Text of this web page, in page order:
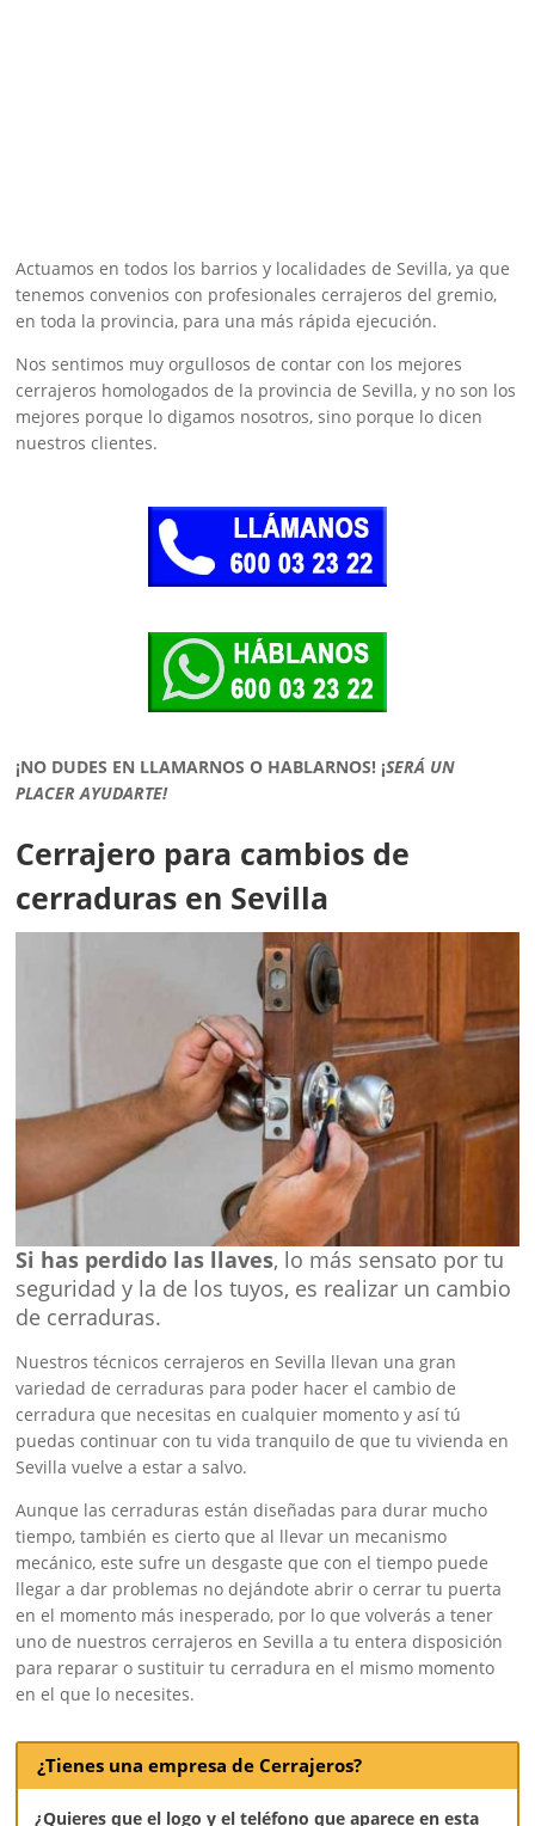
Actuamos en todos los barrios y localidades de Sevilla, ya que
tenemos convenios con profesionales cerrajeros del gremio,
en toda la provincia, para una más rápida ejecución.
Nos sentimos muy orgullosos de contar con los mejores
cerrajeros homologados de la provincia de Sevilla, y no son los
mejores porque lo digamos nosotros, sino porque lo dicen
nuestros clientes.
¡NO DUDES EN LLAMARNOS O HABLARNOS! ¡SERÁ UN
PLACER AYUDARTE!
Cerrajero para cambios de
cerraduras en Sevilla
Si has perdido las llaves, lo más sensato por tu
seguridad y la de los tuyos, es realizar un cambio
de cerraduras.
Nuestros técnicos cerrajeros en Sevilla llevan una gran
variedad de cerraduras para poder hacer el cambio de
cerradura que necesitas en cualquier momento y así tú
puedas continuar con tu vida tranquilo de que tu vivienda en
Sevilla vuelve a estar a salvo.
Aunque las cerraduras están diseñadas para durar mucho
tiempo, también es cierto que al llevar un mecanismo
mecánico, este sufre un desgaste que con el tiempo puede
llegar a dar problemas no dejándote abrir o cerrar tu puerta
en el momento más inesperado, por lo que volverás a tener
uno de nuestros cerrajeros en Sevilla a tu entera disposición
para reparar o sustituir tu cerradura en el mismo momento
en el que lo necesites.
¿Tienes una empresa de Cerrajeros?
¿Quieres que el logo y el teléfono que aparece en esta